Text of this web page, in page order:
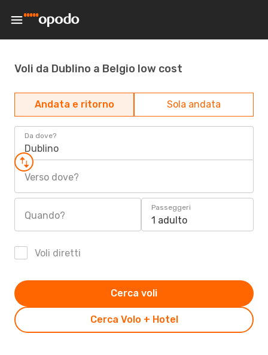
Voli da Dublino a Belgio low cost
Andata e ritorno Sola andata
Da dove?
Dublino
Verso dove?
Quando?
Passeggeri
1 adulto
Voli diretti
Cerca Volo + Hotel
Cerca voli